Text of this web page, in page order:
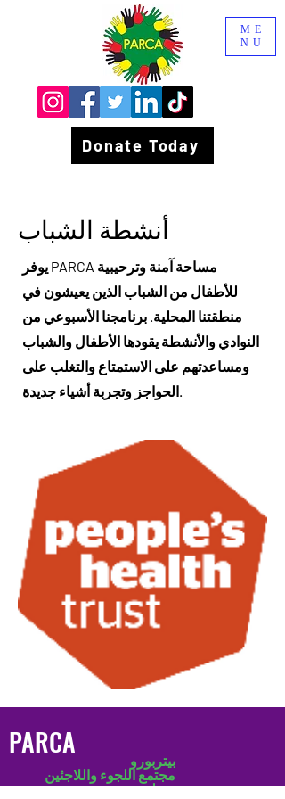
Donate Today
ME
NU
أنشطة الشباب
يوفر PARCA مساحة آمنة وترحيبية
للأطفال من الشباب الذين يعيشون في
منطقتنا المحلية. برنامجنا الأسبوعي من
النوادي والأنشطة يقودها الأطفال والشباب
ومساعدتهم على الاستمتاع والتغلب على
الحواجز وتجربة أشياء جديدة.
PARCA
بيتربورو
مجتمع اللجوء واللاجئين
منظمة